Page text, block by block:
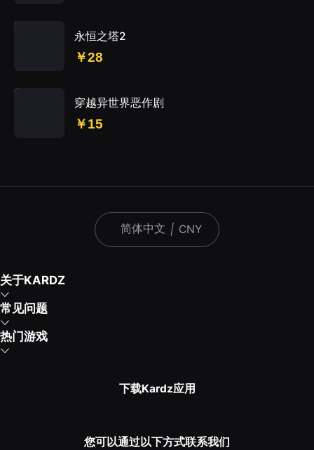
永恒之塔2
￥28
穿越异世界恶作剧
￥15
简体中文 | CNY
关于KARDZ
常见问题
热门游戏
下载Kardz应用
您可以通过以下方式联系我们